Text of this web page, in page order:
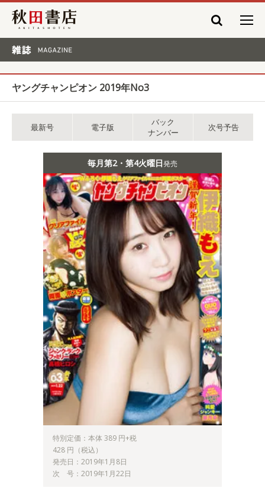
秋田書店
ヤングチャンピオン 2019年No3
最新号 電子版
バック
ナンバー
次号予告
毎月第2・第4火曜日発売
特別定価：本体 389 円+税
428 円（税込）
発売日：2019年1月8日
次 号：2019年1月22日